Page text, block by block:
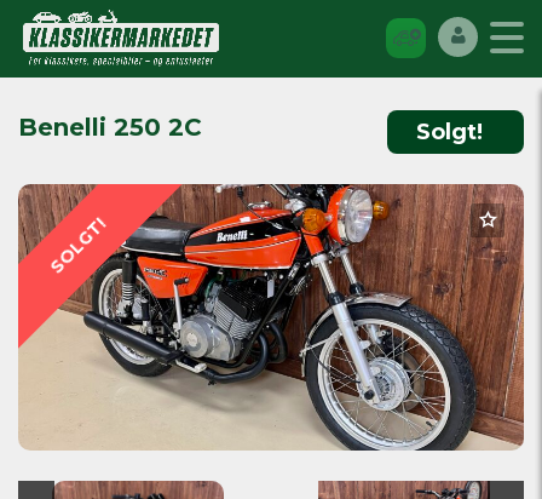
Solgt!
Benelli 250 2C
SOLGT!